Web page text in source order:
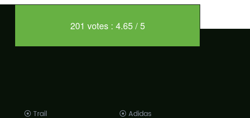
201 votes : 4.65 / 5
Trail Adidas